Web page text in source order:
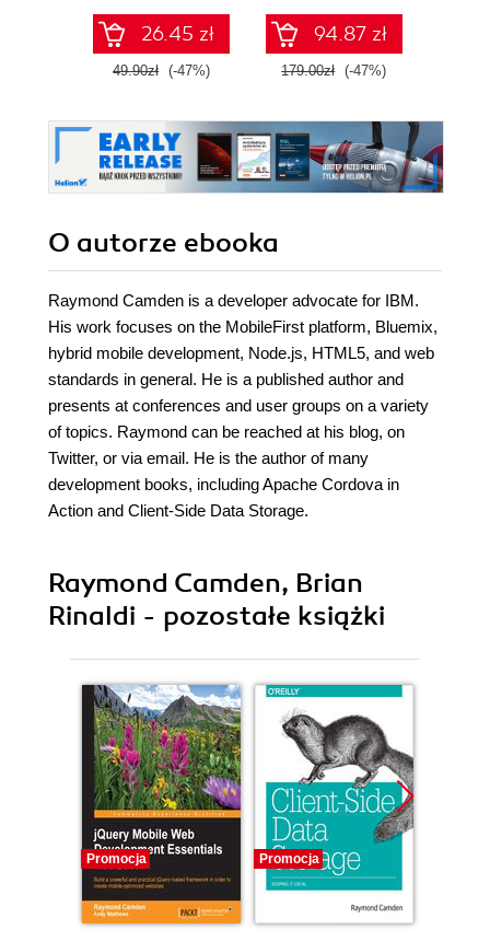
26.45 zł
49.90zł (-47%)
94.87 zł
179.00zł (-47%)
O autorze ebooka
Raymond Camden is a developer advocate for IBM.
His work focuses on the MobileFirst platform, Bluemix,
hybrid mobile development, Node.js, HTML5, and web
standards in general. He is a published author and
presents at conferences and user groups on a variety
of topics. Raymond can be reached at his blog, on
Twitter, or via email. He is the author of many
development books, including Apache Cordova in
Action and Client-Side Data Storage.
Raymond Camden, Brian
Rinaldi - pozostałe książki
Promocja Promocja